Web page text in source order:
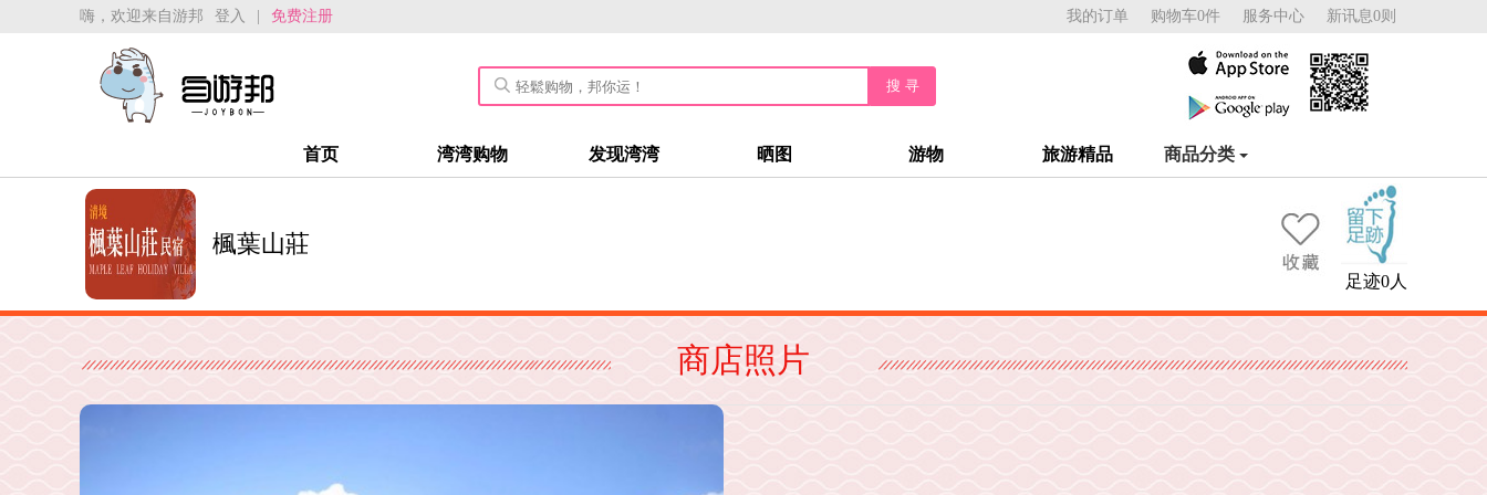
嗨，欢迎来自游邦 登入 免费注册 我的订单 购物车0件 服务中心 新讯息0则
搜 寻
首页 湾湾购物 发现湾湾 晒图 游物 旅游精品 商品分类
楓葉山莊
足迹0人
商店照片